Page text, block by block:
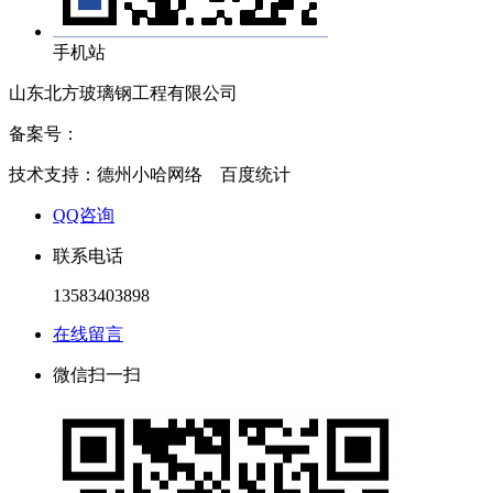
手机站
山东北方玻璃钢工程有限公司
备案号：
技术支持：德州小哈网络 百度统计
QQ咨询
联系电话
13583403898
在线留言
微信扫一扫